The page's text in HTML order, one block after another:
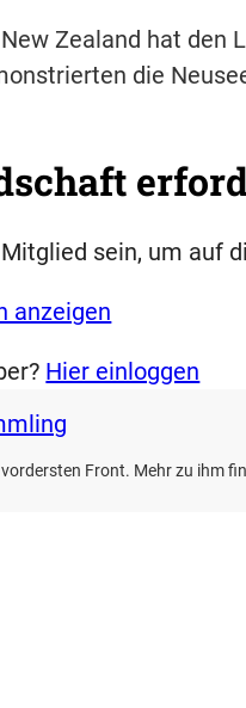
Zealand hat den
die
sein, um auf
anzeigen
Hier einloggen
Front. Mehr zu ihm